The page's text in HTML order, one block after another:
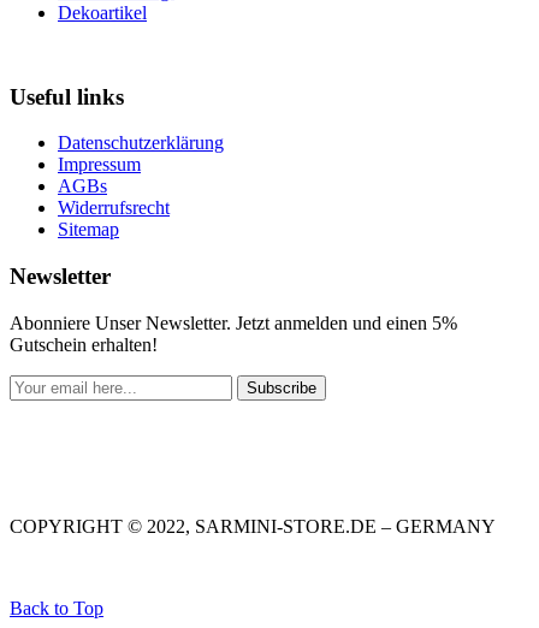
Dekoartikel
Useful links
Datenschutzerklärung
Impressum
AGBs
Widerrufsrecht
Sitemap
Newsletter
Abonniere Unser Newsletter. Jetzt anmelden und einen 5%
Gutschein erhalten!
Subscribe
COPYRIGHT © 2022, SARMINI-STORE.DE – GERMANY
Back to Top